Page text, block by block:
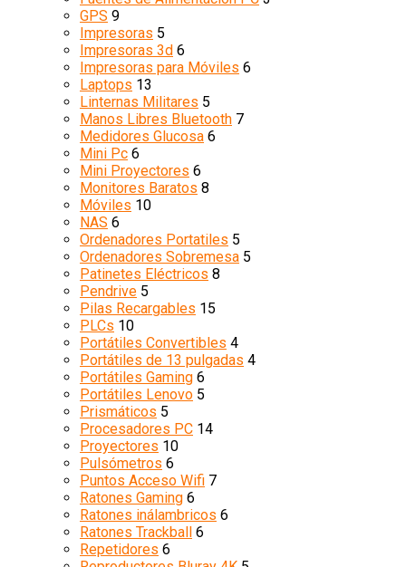
GPS 9
Impresoras 5
Impresoras 3d 6
Impresoras para Móviles 6
Laptops 13
Linternas Militares 5
Manos Libres Bluetooth 7
Medidores Glucosa 6
Mini Pc 6
Mini Proyectores 6
Monitores Baratos 8
Móviles 10
NAS 6
Ordenadores Portatiles 5
Ordenadores Sobremesa 5
Patinetes Eléctricos 8
Pendrive 5
Pilas Recargables 15
PLCs 10
Portátiles Convertibles 4
Portátiles de 13 pulgadas 4
Portátiles Gaming 6
Portátiles Lenovo 5
Prismáticos 5
Procesadores PC 14
Proyectores 10
Pulsómetros 6
Puntos Acceso Wifi 7
Ratones Gaming 6
Ratones inálambricos 6
Ratones Trackball 6
Repetidores 6